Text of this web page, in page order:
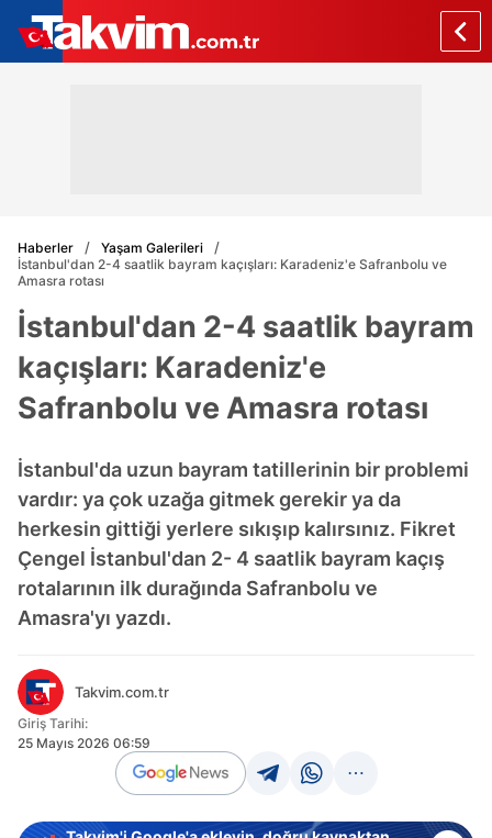
Haberler
Yaşam Galerileri
İstanbul'dan 2-4 saatlik bayram kaçışları: Karadeniz'e Safranbolu ve
Amasra rotası
İstanbul'dan 2-4 saatlik bayram
kaçışları: Karadeniz'e
Safranbolu ve Amasra rotası
İstanbul'da uzun bayram tatillerinin bir problemi
vardır: ya çok uzağa gitmek gerekir ya da
herkesin gittiği yerlere sıkışıp kalırsınız. Fikret
Çengel İstanbul'dan 2- 4 saatlik bayram kaçış
rotalarının ilk durağında Safranbolu ve
Amasra'yı yazdı.
Takvim.com.tr
Giriş Tarihi:
25 Mayıs 2026 06:59